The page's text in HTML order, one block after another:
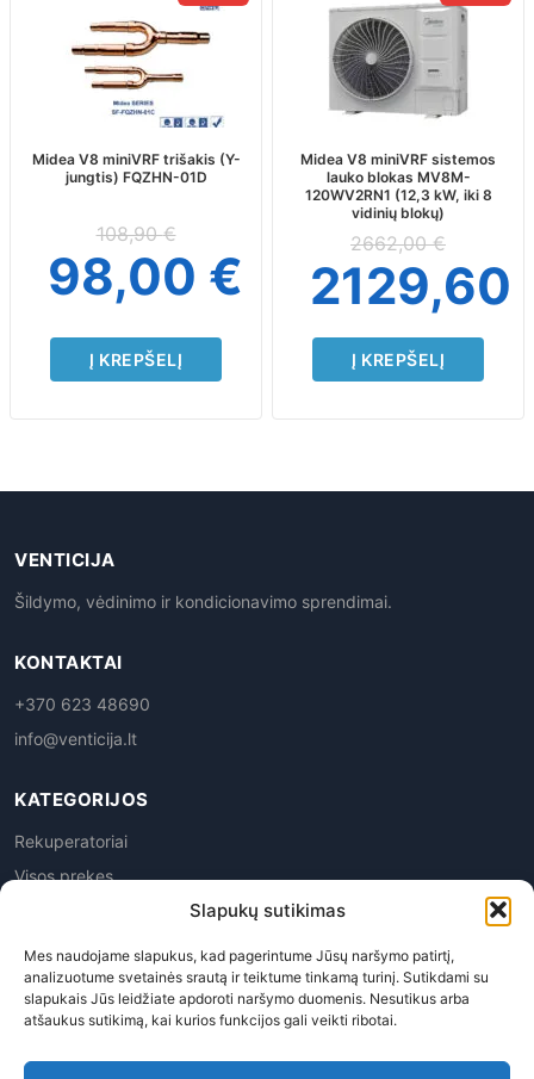
Slapukų sutikimas
Mes naudojame slapukus, kad pagerintume Jūsų naršymo patirtį,
analizuotume svetainės srautą ir teiktume tinkamą turinį. Sutikdami su
slapukais Jūs leidžiate apdoroti naršymo duomenis. Nesutikus arba
atšaukus sutikimą, kai kurios funkcijos gali veikti ribotai.
Midea V8 miniVRF trišakis (Y-
jungtis) FQZHN-01D
108,90€
98,00 €
Į KREPŠELĮ
Midea V8 miniVRF sistemos
lauko blokas MV8M-
120WV2RN1 (12,3 kW, iki 8
vidinių blokų)
2662,00€
2129,60
Į KREPŠELĮ
VENTICIJA
Šildymo, vėdinimo ir kondicionavimo sprendimai.
KONTAKTAI
+370 623 48690
info@venticija.lt
KATEGORIJOS
Rekuperatoriai
Visos prekes
Privatumo politika | Prekių grąžinimas | Pirkimo